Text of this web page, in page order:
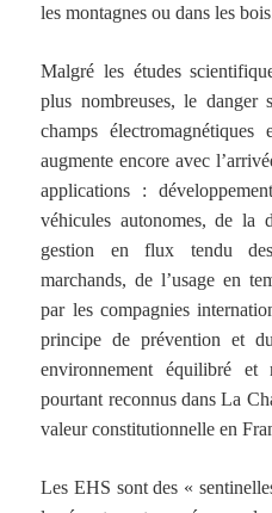
les montagnes ou dans les
Malgré les études
plus nombreuses, le danger
champs
augmente encore avec
applications :
véhicules autonomes, de la
gestion en flux tendu
marchands, de l’usage en
par les compagnies
principe de prévention et
environnement équilibré
pourtant reconnus dans La
valeur constitutionnelle en
Les EHS sont des «